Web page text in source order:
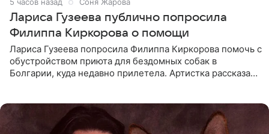
Лариса Гузеева публично попросила
Филиппа Киркорова о помощи
Лариса Гузеева попросила Филиппа Киркорова помочь с
обустройством приюта для бездомных собак в
Болгарии, куда недавно прилетела. Артистка рассказала